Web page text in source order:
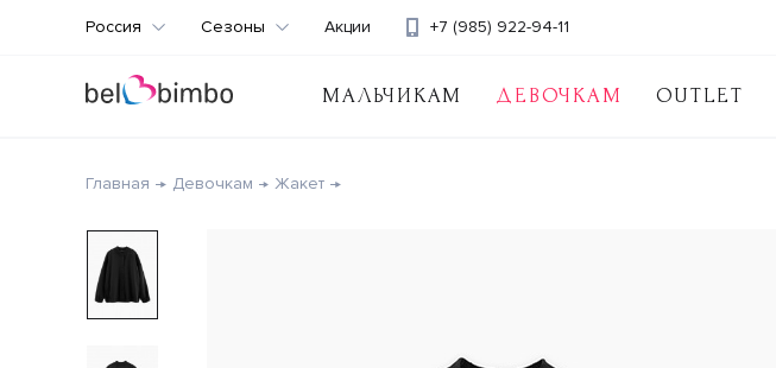
МАЛЬЧИКАМ ДЕВОЧКАМ OUTLET
+7 (985) 922-94-11
Россия Сезоны Акции
Главная Девочкам Жакет